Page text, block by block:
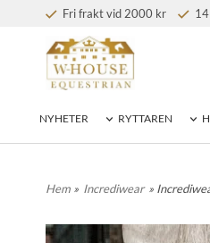
Fri frakt vid 2000 kr
NYHETER RYTTAREN
Hem » Incrediwear »